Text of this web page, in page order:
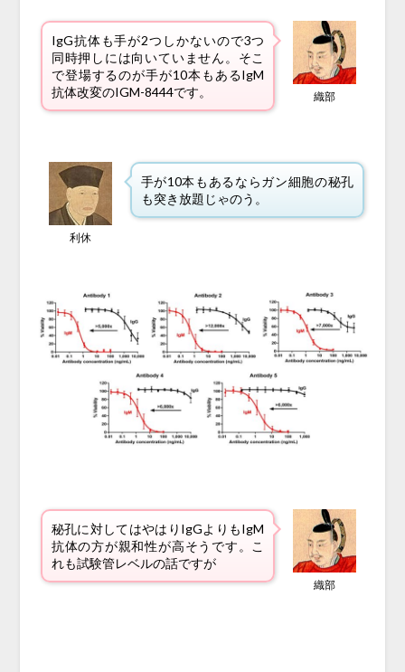
IgG抗体も手が2つしかないので3つ
同時押しには向いていません。そこ
で登場するのが手が10本もあるIgM
抗体改変のIGM-8444です。
織部
利休
手が10本もあるならガン細胞の秘孔
も突き放題じゃのう。
秘孔に対してはやはりIgGよりもIgM
抗体の方が親和性が高そうです。こ
れも試験管レベルの話ですが
織部